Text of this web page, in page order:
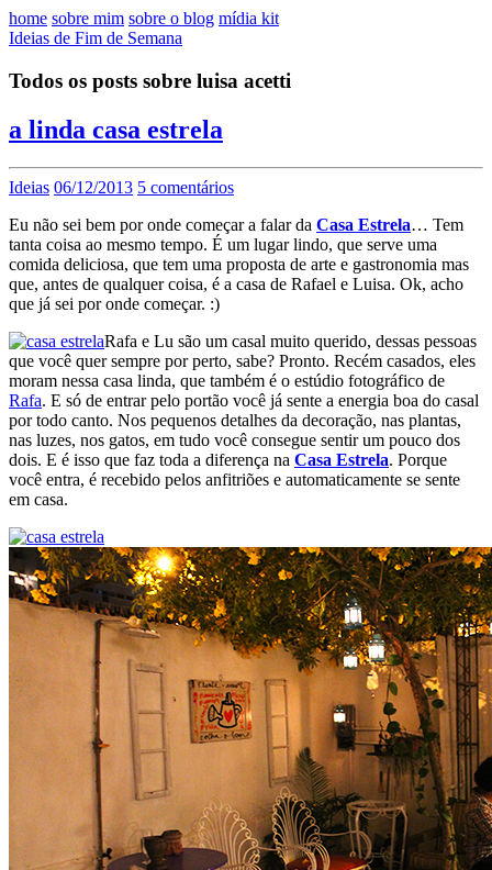
home sobre mim sobre o blog mídia kit
Ideias de Fim de Semana
Todos os posts sobre luisa acetti
a linda casa estrela
Ideias 06/12/2013 5 comentários
Eu não sei bem por onde começar a falar da Casa Estrela… Tem
tanta coisa ao mesmo tempo. É um lugar lindo, que serve uma
comida deliciosa, que tem uma proposta de arte e gastronomia mas
que, antes de qualquer coisa, é a casa de Rafael e Luisa. Ok, acho
que já sei por onde começar. :)
Rafa e Lu são um casal muito querido, dessas pessoas
que você quer sempre por perto, sabe? Pronto. Recém casados, eles
moram nessa casa linda, que também é o estúdio fotográfico de
Rafa. E só de entrar pelo portão você já sente a energia boa do casal
por todo canto. Nos pequenos detalhes da decoração, nas plantas,
nas luzes, nos gatos, em tudo você consegue sentir um pouco dos
dois. E é isso que faz toda a diferença na Casa Estrela. Porque
você entra, é recebido pelos anfitriões e automaticamente se sente
em casa.